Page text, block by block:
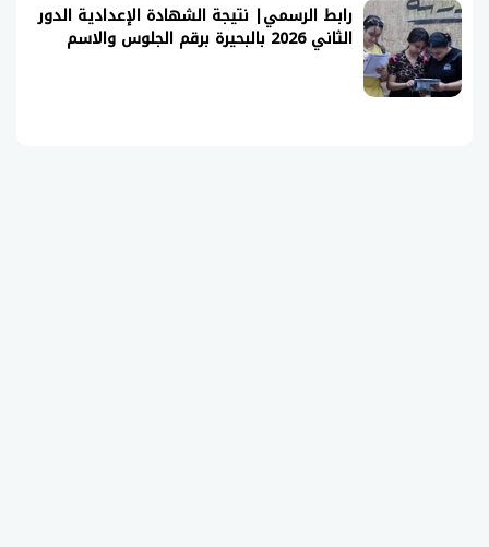
رابط الرسمي| نتيجة الشهادة الإعدادية الدور
الثاني 2026 بالبحيرة برقم الجلوس والاسم